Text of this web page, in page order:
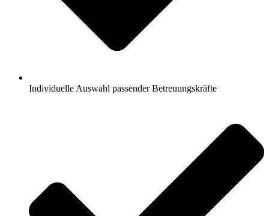
Individuelle Auswahl passender Betreuungskräfte